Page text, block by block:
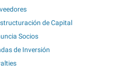
de Capital
Socios
de Inversión